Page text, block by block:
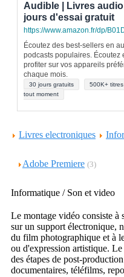
Audible | Livres
jours d'essai gratuit
https://www.amazon.fr/dp/
Écoutez des best-sellers en
podcasts populaires. Écoutez
profiter sur vos appareils
chaque mois.
30 jours gratuits 500K+ titres
tout moment
Livres electroniques
Adobe Premiere (3)
Informatique / Son et video
Le montage vidéo consiste à
sur un support électronique,
du film photographique et à
ou d'expression artistique.
des étapes de post-
documentaires, téléfilms,